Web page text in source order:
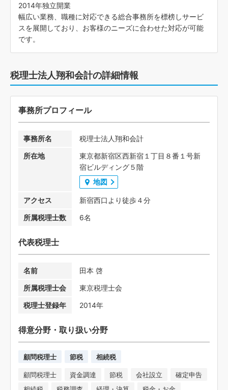
2014年独立開業
幅広い業務、職種に対応できる総合事務所を標榜しサービ
スを展開しており、お客様のニーズに合わせた対応が可能
です。
税理士法人翔和会計の詳細情報
事務所プロフィール
事務所名
税理士法人翔和会計
所在地
東京都新宿区西新宿１丁目８番１号新
宿ビルディング５階
地図
アクセス
新宿西口より徒歩４分
所属税理士数
6名
代表税理士
名前
田本 啓
所属税理士会
東京税理士会
税理士登録年
2014年
得意分野・取り扱い分野
顧問税理士 節税 相続税
顧問税理士 資金調達 節税 会社設立
確定申告